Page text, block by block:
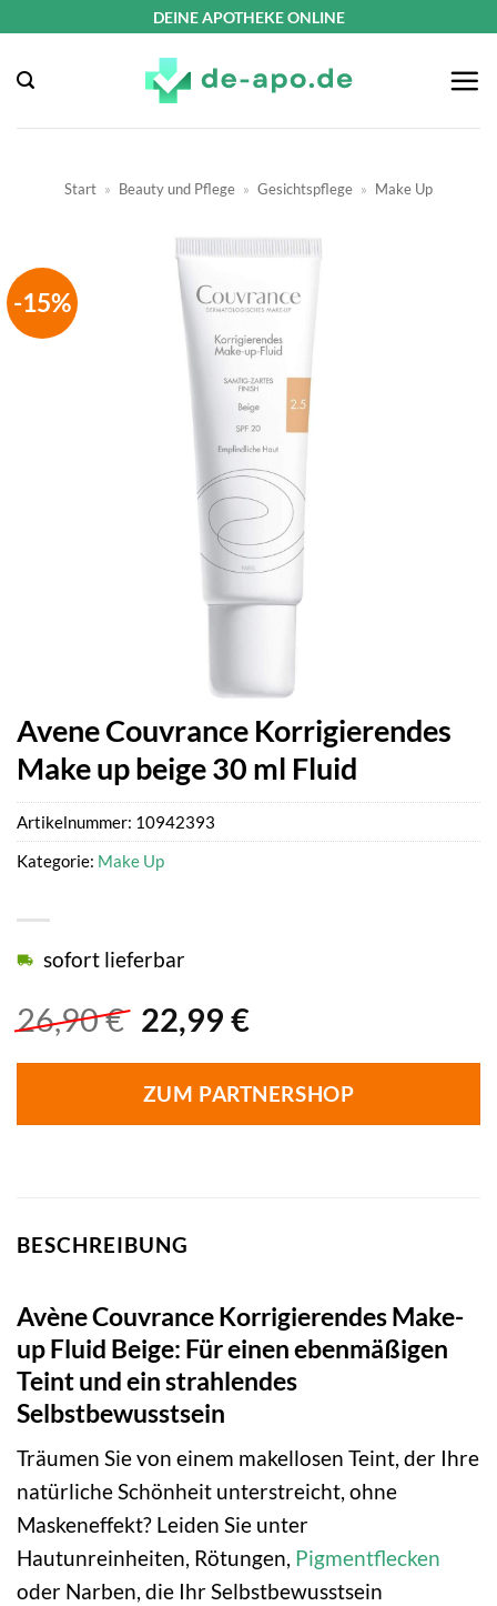
springen
DEINE APOTHEKE ONLINE
Start » Beauty und Pflege » Gesichtspflege » Make Up
-15%
Avene Couvrance Korrigierendes
Make up beige 30 ml Fluid
26,90€ Ursprünglicher
war:
26,90 €
22,99 €Aktueller
ist:
22,99 €.
sofort lieferbar
ZUM PARTNERSHOP
Artikelnummer: 10942393
Kategorie: Make Up
BESCHREIBUNG
Avène Couvrance Korrigierendes Make-
up Fluid Beige: Für einen ebenmäßigen
Teint und ein strahlendes
Selbstbewusstsein
Träumen Sie von einem makellosen Teint, der Ihre
natürliche Schönheit unterstreicht, ohne
Maskeneffekt? Leiden Sie unter
Hautunreinheiten, Rötungen, Pigmentflecken
oder Narben, die Ihr Selbstbewusstsein